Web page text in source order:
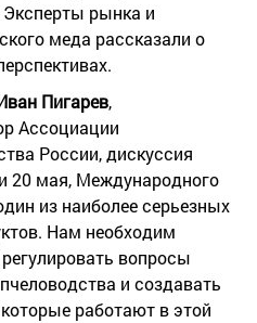
Эксперты рынка и
меда рассказали о
Пигарев,
Ассоциации
России, дискуссия
20 мая, Международного
из наиболее серьезных
Нам необходим
вопросы
и создавать
работают в этой